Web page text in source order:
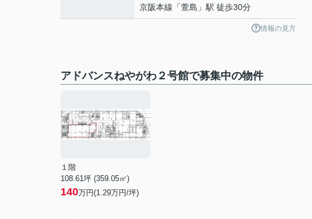
京阪本線 「萱島 」駅 徒歩30分
情報の見方
アドバンスねやがわ２号館で募集中の物件
１階
108.61坪 (359.05㎡)
140万円(1.29万円/坪)